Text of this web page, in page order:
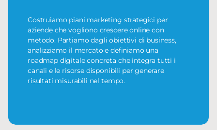
Costruiamo piani marketing strategici per
aziende che vogliono crescere online con
metodo. Partiamo dagli obiettivi di business,
analizziamo il mercato e definiamo una
roadmap digitale concreta che integra tutti i
canali e le risorse disponibili per generare
risultati misurabili nel tempo.